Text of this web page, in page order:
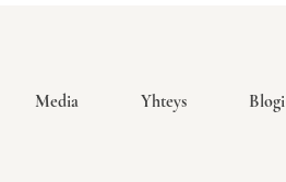
Media Yhteys Blogi